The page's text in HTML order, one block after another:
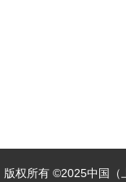
版权所有 ©2025中国（